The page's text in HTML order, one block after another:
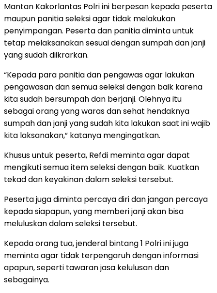
Mantan Kakorlantas Polri ini berpesan kepada peserta
maupun panitia seleksi agar tidak melakukan
penyimpangan. Peserta dan panitia diminta untuk
tetap melaksanakan sesuai dengan sumpah dan janji
yang sudah diikrarkan.
“Kepada para panitia dan pengawas agar lakukan
pengawasan dan semua seleksi dengan baik karena
kita sudah bersumpah dan berjanji. Olehnya itu
sebagai orang yang waras dan sehat hendaknya
sumpah dan janji yang sudah kita lakukan saat ini wajib
kita laksanakan,” katanya mengingatkan.
Khusus untuk peserta, Refdi meminta agar dapat
mengikuti semua item seleksi dengan baik. Kuatkan
tekad dan keyakinan dalam seleksi tersebut.
Peserta juga diminta percaya diri dan jangan percaya
kepada siapapun, yang memberi janji akan bisa
meluluskan dalam seleksi tersebut.
Kepada orang tua, jenderal bintang 1 Polri ini juga
meminta agar tidak terpengaruh dengan informasi
apapun, seperti tawaran jasa kelulusan dan
sebagainya.